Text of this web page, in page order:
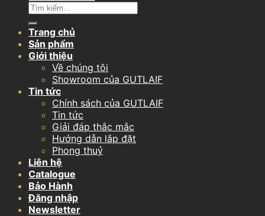
Tìm
Trang chủ
Sản phẩm
Giới thiệu
Về chúng tôi
Showroom của GUTLAIF
Tin tức
Chính sách của GUTLAIF
Tin tức
Giải đáp thắc mắc
Hướng dẫn lắp đặt
Phong thuỷ
Liên hệ
Catalogue
Bảo Hành
Đăng nhập
Newsletter